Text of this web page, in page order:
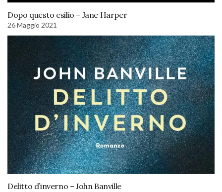
Dopo questo esilio – Jane Harper
26 Maggio 2021
Delitto d’inverno – John Banville